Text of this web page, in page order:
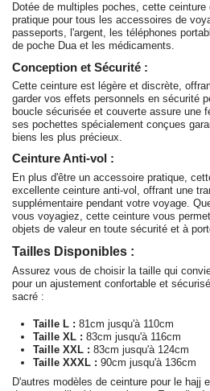
Dotée de multiples poches, cette
pratique pour tous les accessoires de
passeports, l'argent, les téléphones
de poche Dua et les médicaments.
Conception et Sécurité :
Cette ceinture est légère et discrète,
garder vos effets personnels en sécurité
boucle sécurisée et couverte assure une
ses pochettes spécialement conçues
biens les plus précieux.
Ceinture Anti-vol :
En plus d'être un accessoire pratique,
excellente ceinture anti-vol, offrant une
supplémentaire pendant votre voyage.
vous voyagiez, cette ceinture vous
objets de valeur en toute sécurité et à
Tailles Disponibles :
Assurez vous de choisir la taille qui
pour un ajustement confortable et
sacré :
Taille L : 81cm jusqu'à 110cm
Taille XL : 83cm jusqu'à 116cm
Taille XXL : 83cm jusqu'à 124cm
Taille XXXL : 90cm jusqu'à 136cm
D'autres modèles de ceinture pour le hajj